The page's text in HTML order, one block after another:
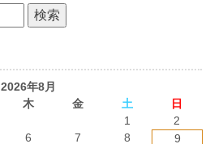
2026年8月
木 金 土
日
1
2
6 7 8
9